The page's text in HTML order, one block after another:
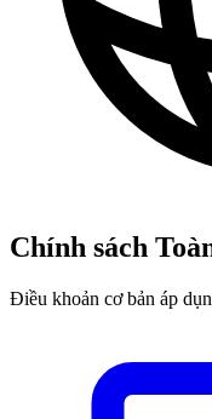
Chính sách
Điều khoản cơ bản áp